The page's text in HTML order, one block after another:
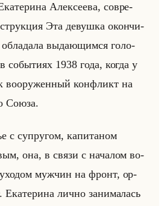
Алек­се­ева, со­вре­
Эта де­вуш­ка окон­чи­
об­ла­да­ла вы­да­ющим­ся го­ло­
со­бы­ти­ях 1938 года, когда у
во­ору­жен­ный кон­фликт на
Союза.
с су­пру­гом, ка­пи­та­ном
она, в связи с на­ча­лом во­
муж­чин на фронт, ор­
Ека­те­ри­на лично за­ни­ма­лась